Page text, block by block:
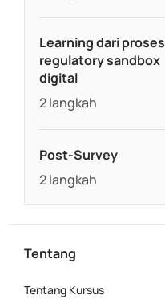
Learning dari proses
regulatory sandbox
digital
.
2 langkah
Post-Survey
.
2 langkah
Tentang
Tentang Kursus